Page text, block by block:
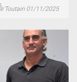
Toutain 01/11/2025